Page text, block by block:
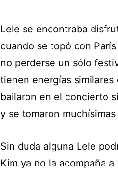
Lele se encontraba
cuando se topó con
no perderse un sólo
tienen energías
bailaron en el concierto
y se tomaron
Sin duda alguna Lele
Kim ya no la acompaña